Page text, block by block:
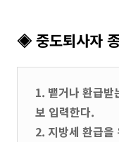
◈ 중도퇴사자
1. 뱉거나 환급받
보 입력한다.
2. 지방세 환급을